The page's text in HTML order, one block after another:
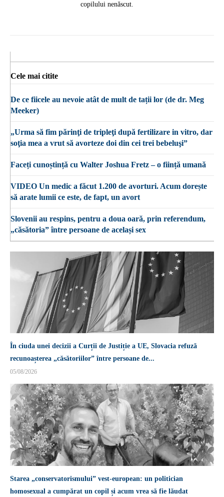
copilului nenăscut.
În ciuda unei decizii a Curții de Justiție a UE, Slovacia refuză
recunoașterea „căsătoriilor” între persoane de...
05/08/2026
Starea „conservatorismului” vest-european: un politician
homosexual a cumpărat un copil și acum vrea să fie lăudat
Cele mai citite
De ce fiicele au nevoie atât de mult de tații lor (de dr. Meg
Meeker)
„Urma să fim părinţi de tripleţi după fertilizare in vitro, dar
soţia mea a vrut să avorteze doi din cei trei bebeluşi”
Faceți cunoștință cu Walter Joshua Fretz – o ființă umană
VIDEO Un medic a făcut 1.200 de avorturi. Acum dorește
să arate lumii ce este, de fapt, un avort
Slovenii au respins, pentru a doua oară, prin referendum,
„căsătoria” între persoane de același sex